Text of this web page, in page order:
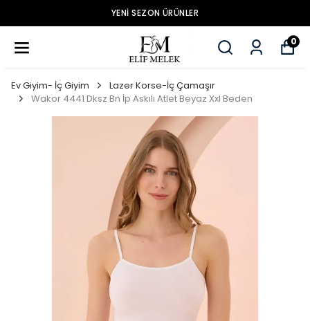
YENİ SEZON ÜRÜNLER
0
Ev Giyim- İç Giyim
Lazer Korse-İç Çamaşır
Wakor 4441 Dksz Bn İp Askılı Atlet Beyaz Xxl Beden